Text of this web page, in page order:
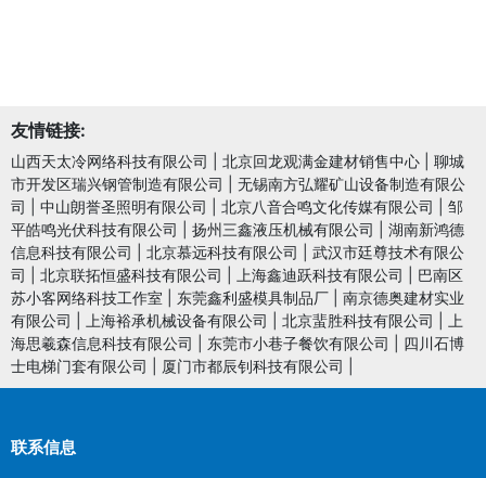
友情链接:
山西天太冷网络科技有限公司 北京回龙观满金建材销售中心
聊城
市开发区瑞兴钢管制造有限公司
无锡南方弘耀矿山设备制造有限公
司
中山朗誉圣照明有限公司 北京八音合鸣文化传媒有限公司
邹
平皓鸣光伏科技有限公司
扬州三鑫液压机械有限公司
湖南新鸿德
信息科技有限公司
北京慕远科技有限公司
武汉市廷尊技术有限公
司
北京联拓恒盛科技有限公司 上海鑫迪跃科技有限公司
巴南区
苏小客网络科技工作室
东莞鑫利盛模具制品厂
南京德奥建材实业
有限公司
上海裕承机械设备有限公司 北京蜚胜科技有限公司
上
海思羲森信息科技有限公司
东莞市小巷子餐饮有限公司
四川石博
士电梯门套有限公司
厦门市都辰钊科技有限公司
联系信息